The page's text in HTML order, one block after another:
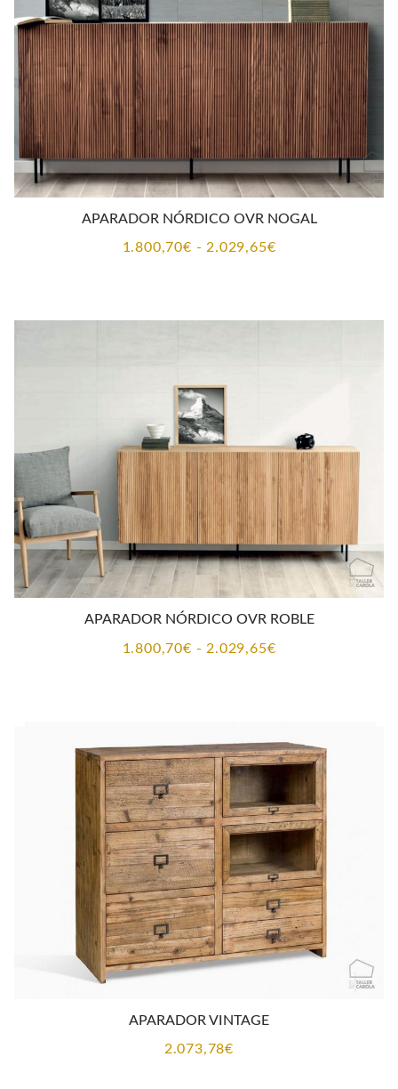
APARADOR NÓRDICO OVR NOGAL
1.800,70€ - 2.029,65€Rango
desde
APARADOR NÓRDICO OVR ROBLE
1.800,70€ - 2.029,65€Rango
1.800,70€
hasta
2.029,65€
APARADOR VINTAGE
2.073,78€